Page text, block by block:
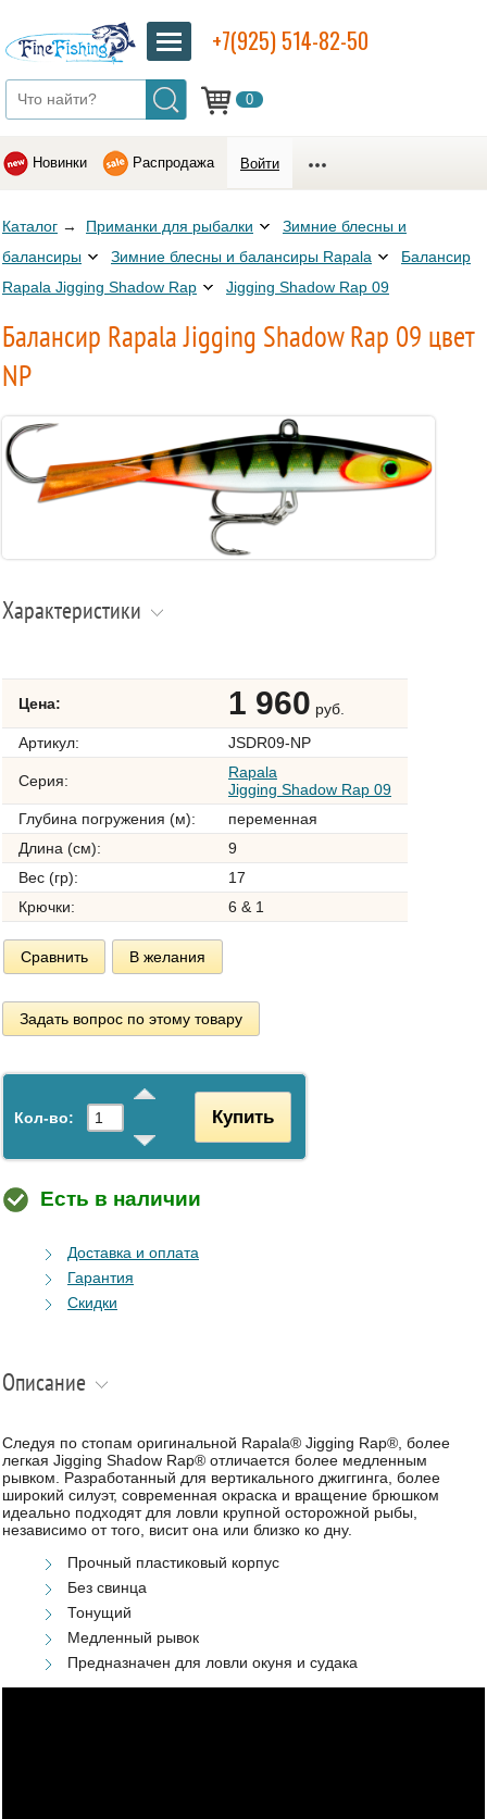
0
+7(925) 514-82-50
Новинки Распродажа Войти
Каталог → Приманки для рыбалки
Зимние блесны и
балансиры
Зимние блесны и балансиры Rapala
Балансир
Rapala Jigging Shadow Rap
Jigging Shadow Rap 09
Балансир Rapala Jigging Shadow Rap 09 цвет
NP
Характеристики
Цена: 1 960 руб.
Артикул:
JSDR09-NP
Серия:
Rapala
Jigging Shadow Rap 09
Глубина погружения (м):
переменная
Длина (см):
9
Вес (гр):
17
Крючки:
6 & 1
Сравнить В желания
Задать вопрос по этому товару
Кол-во: Купить
Есть в наличии
Доставка и оплата
Гарантия
Скидки
Описание
Следуя по стопам оригинальной Rapala® Jigging Rap®, более
легкая Jigging Shadow Rap® отличается более медленным
рывком. Разработанный для вертикального джиггинга, более
широкий силуэт, современная окраска и вращение брюшком
идеально подходят для ловли крупной осторожной рыбы,
независимо от того, висит она или близко ко дну.
Прочный пластиковый корпус
Без свинца
Тонущий
Медленный рывок
Предназначен для ловли окуня и судака